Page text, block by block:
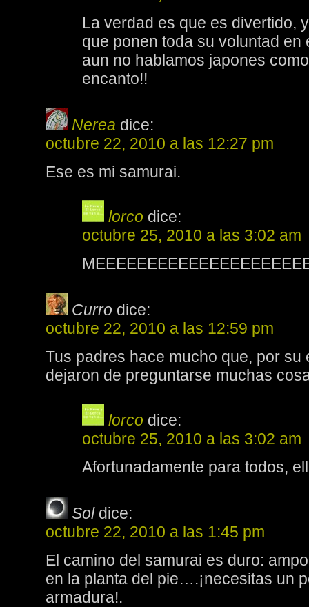
La verdad es que es divertido,
que ponen toda su voluntad
aun no hablamos japones
encanto!!
Nerea dice:
octubre 22, 2010 a las 12:27 pm
Ese es mi samurai.
lorco dice:
octubre 25, 2010 a las 3:02 am
Curro dice:
octubre 22, 2010 a las 12:59 pm
Tus padres hace mucho que, por su
dejaron de preguntarse muchas
lorco dice:
octubre 25, 2010 a las 3:02 am
Afortunadamente para todos,
Sol dice:
octubre 22, 2010 a las 1:45 pm
El camino del samurai es duro:
en la planta del pie….¡necesitas un
armadura!.